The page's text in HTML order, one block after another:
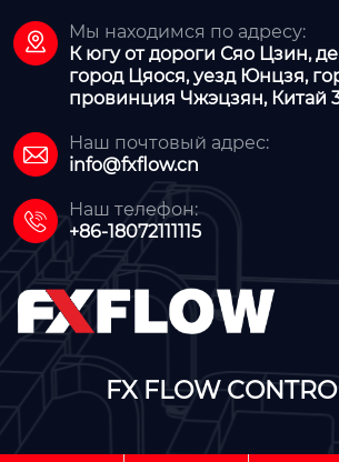

Мы находимся по адресу:
К югу от дороги Сяо Цзин,
город Цяося, уезд Юнцзя,
провинция Чжэцзян, Китай

Наш почтовый адрес:
info@fxflow.cn

Наш телефон:
+86-18072111115
FX FLOW